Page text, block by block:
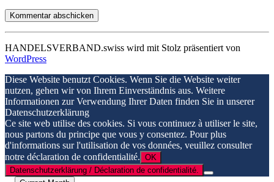
HANDELSVERBAND.swiss wird mit Stolz präsentiert von
WordPress
Diese Website benutzt Cookies. Wenn Sie die Website weiter
nutzen, gehen wir von Ihrem Einverständnis aus. Weitere
Informationen zur Verwendung Ihrer Daten finden Sie in unserer
Datenschutzerklärung
Ce site web utilise des cookies. Si vous continuez à utiliser le site,
nous partons du principe que vous y consentez. Pour plus
d'informations sur l'utilisation de vos données, veuillez consulter
notre déclaration de confidentialité. OK
Datenschutzerklärung / Déclaration de confidentialité.